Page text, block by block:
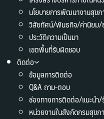
นโยบายการพัฒนางานสุข
วิสัยทัศน์/พันธกิจ/ค่านิยม
ประวัติความเป็นมา
เขตพื้นที่รับผิดชอบ
ติดต่อ
ข้อมูลการติดต่อ
Q&A ถาม-ตอบ
ช่องทางการติดต่อ/แนะนำ/
หน่วยงานในสังกัดกรมสุข